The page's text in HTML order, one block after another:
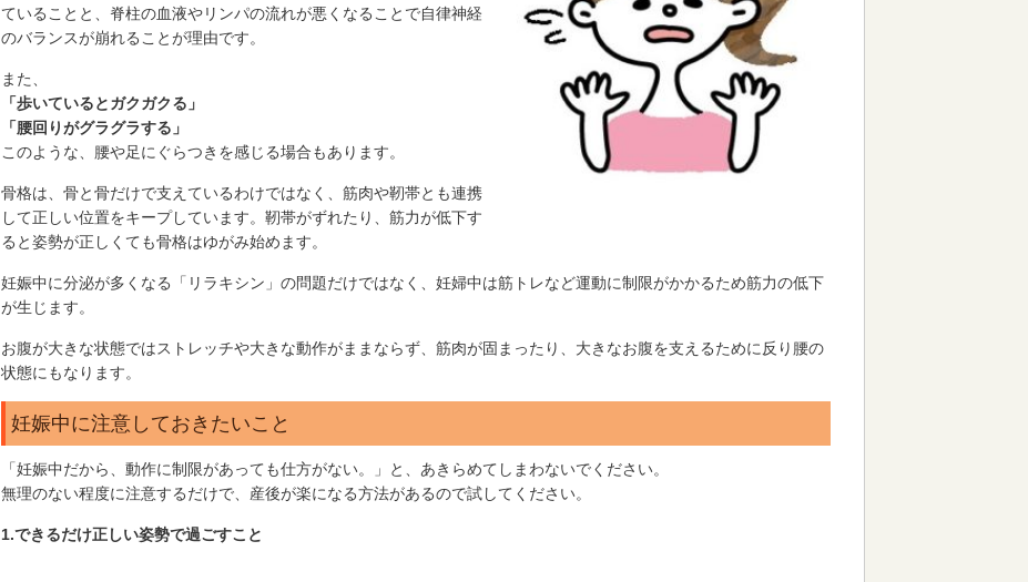
ていることと、脊柱の血液やリンパの流れが悪くなることで自律神経
のバランスが崩れることが理由です。
また、
「歩いているとガクガクる」
「腰回りがグラグラする」
このような、腰や足にぐらつきを感じる場合もあります。
骨格は、骨と骨だけで支えているわけではなく、筋肉や靭帯とも連携
して正しい位置をキープしています。靭帯がずれたり、筋力が低下す
ると姿勢が正しくても骨格はゆがみ始めます。
妊娠中に分泌が多くなる「リラキシン」の問題だけではなく、妊婦中は筋トレなど運動に制限がかかるため筋力の低下
が生じます。
お腹が大きな状態ではストレッチや大きな動作がままならず、筋肉が固まったり、大きなお腹を支えるために反り腰の
状態にもなります。
妊娠中に注意しておきたいこと
「妊娠中だから、動作に制限があっても仕方がない。」と、あきらめてしまわないでください。
無理のない程度に注意するだけで、産後が楽になる方法があるので試してください。
1.できるだけ正しい姿勢で過ごすこと